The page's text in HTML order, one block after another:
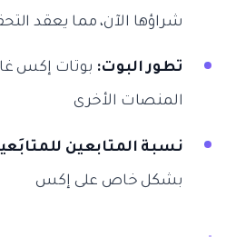
شراؤها الآن، مما يعقد
تطور البوت:بوتات إكس
المنصات الأخرى
نسبة المتابعين
بشكل خاص على إكس